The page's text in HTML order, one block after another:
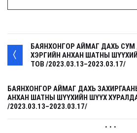
БАЯНХОНГОР АЙМАГ ДАХЬ
ХЭРГИЙН АНХАН ШАТНЫ
ТОВ /2023.03.13–2023.03.17/
БАЯНХОНГОР АЙМАГ ДАХЬ
АНХАН ШАТНЫ ШҮҮХИЙН ШҮҮХ
/2023.03.13–2023.03.17/
. . .